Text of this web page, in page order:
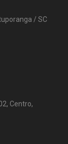
/ SC
Centro,